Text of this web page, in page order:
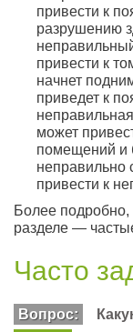
привести к
разрушению
привести к
начнет
приведет к
может
помещений и
неправильно
привести к
Более
разделе —
Часто
Вопрос: